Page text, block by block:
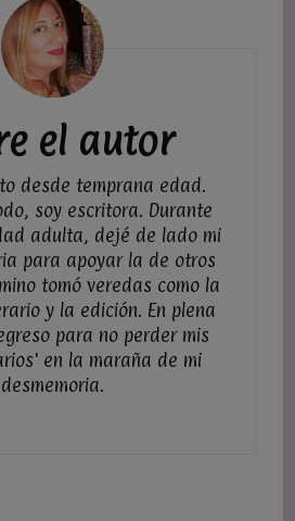
el autor
desde temprana edad.
soy escritora. Durante
adulta, dejé de lado mi
para apoyar la de otros
tomó veredas como la
y la edición. En plena
para no perder mis
en la maraña de mi
desmemoria.